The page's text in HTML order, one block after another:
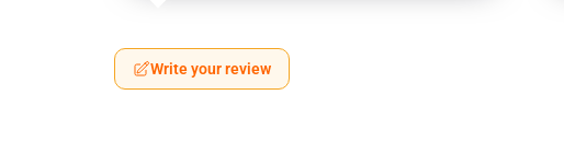
Write your review